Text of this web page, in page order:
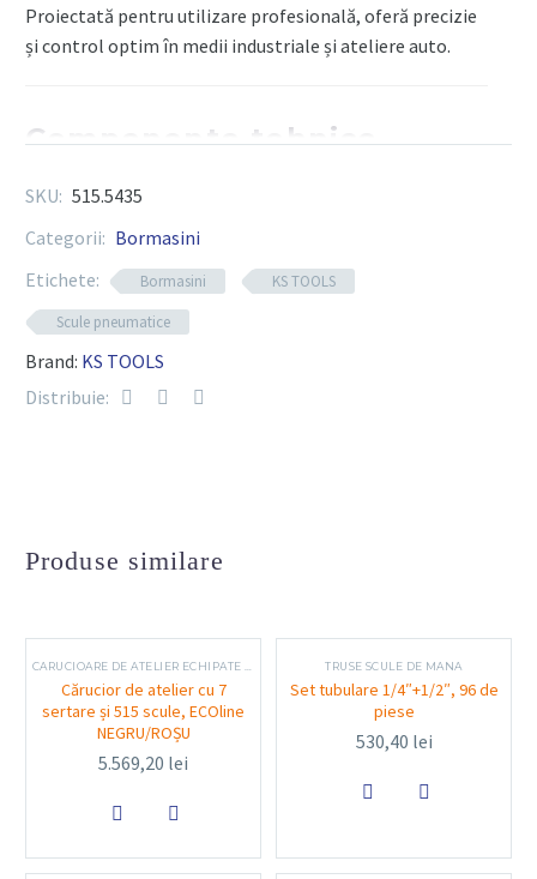
Proiectată pentru utilizare profesională, oferă precizie
și control optim în medii industriale și ateliere auto.
Componente tehnice
Tip unealtă:
Dimensiune mandrină:
Turație la mers în gol:
aproximativ 800–1000 rpm
Presiune de lucru recomandată:
Consum mediu de aer:
Lungime totală:
extragerea burghielor
Funcționalitate și utilizare
Această bormașină dreaptă este ideală pentru lucrări
precise în zone greu accesibile, cum ar fi în interiorul
carcaselor, conductelor sau altor spații înguste. Este des
SKU: 515.5435
Categorii: Bormasini
Etichete:
Bormasini
KS TOOLS
Scule pneumatice
Brand: KS TOOLS
Distribuie:
Produse similare
Cărucior de atelier cu 7
sertare și 515 scule, ECOline
NEGRU/ROȘU
5.569,20 lei

TRUSE SCULE DE MANA
Set tubulare 1/4″+1/2″, 96 de
piese
530,40 lei
